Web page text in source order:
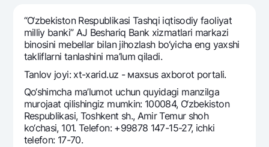
Hamma uchun USD uchun
Talab qilib olinguncha USD
Oltin omonat
NBU’dan oltin quymalar
Kumush omonat
UzCard/HUMO
Visa
Visa FIFA
Mastercard
Ish haqi
Garmin pay
Eskrou hisobvarag‘i
Tariflar
Aksiyalar
Milliy mobil ilovasi
Ko'p beriladigan savollar
“O‘zbekiston Respublikasi Tashqi iqtisodiy faoliyat
milliy banki” AJ Beshariq Bank xizmatlari markazi
binosini mebellar bilan jihozlash bo‘yicha eng yaxshi
takliflarni tanlashini ma’lum qiladi.
Tanlov joyi: xt-xarid.uz - мaxsus axborot portali.
Qo‘shimcha ma’lumot uchun quyidagi manzilga
murojaat qilishingiz mumkin: 100084, O‘zbekiston
Respublikasi, Toshkent sh., Amir Temur shoh
ko‘chasi, 101. Telefon: +99878 147-15-27, ichki
telefon: 17-70.